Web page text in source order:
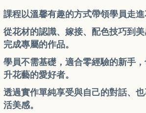
課程以溫馨有趣的方式帶領學員走進
從花材的認識、嫁接、配色技巧到美
完成專屬的作品。
學員不需基礎，適合零經驗的新手
升花藝的愛好者。
透過實作單純享受與自己的對話、
活美感。